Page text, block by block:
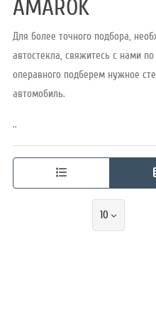
Режим
AMAROK
Для более точного подбора,
автостекла, свяжитесь с нами
операвного подберем нужное
автомобиль.
..
10